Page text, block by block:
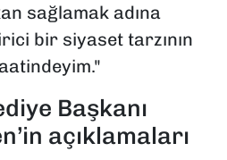
sağlamak adına
bir siyaset tarzının
Başkanı
açıklamaları